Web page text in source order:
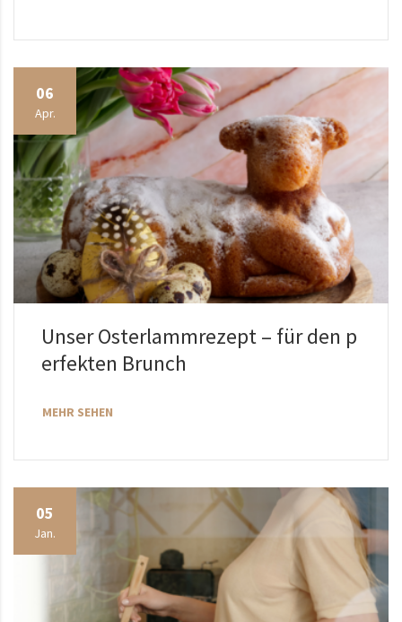
06
Apr.
Unser Osterlammrezept – für den p
erfekten Brunch
MEHR SEHEN
05
Jan.